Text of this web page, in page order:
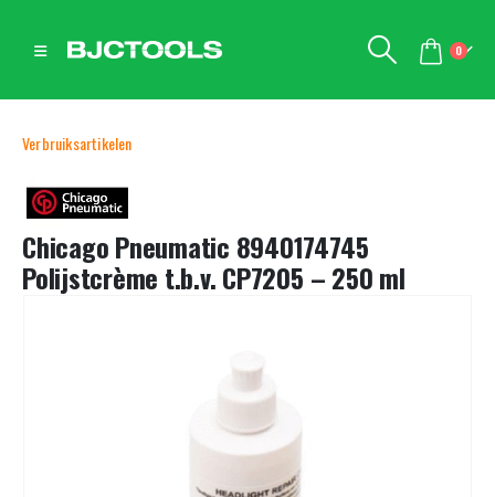
0
Verbruiksartikelen
Chicago Pneumatic 8940174745
Polijstcrème t.b.v. CP7205 – 250 ml